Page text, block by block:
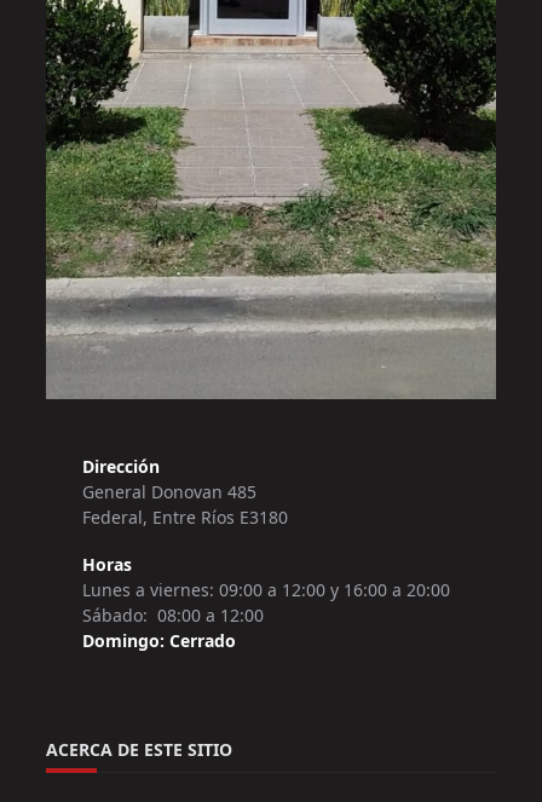
Dirección
General Donovan 485
Federal, Entre Ríos E3180
Horas
Lunes a viernes: 09:00 a 12:00 y 16:00 a 20:00
Sábado: 08:00 a 12:00
Domingo: Cerrado
ACERCA DE ESTE SITIO